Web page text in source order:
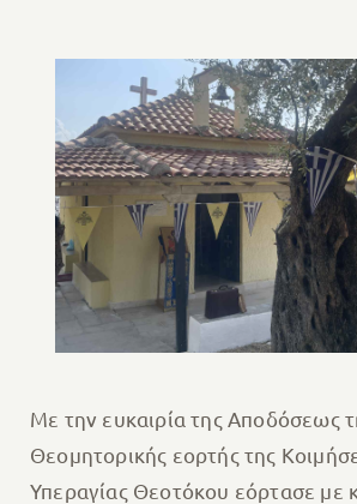
Με την ευκαιρία της Αποδόσεως
Θεομητορικής εορτής της
Υπεραγίας Θεοτόκου εόρτασε με